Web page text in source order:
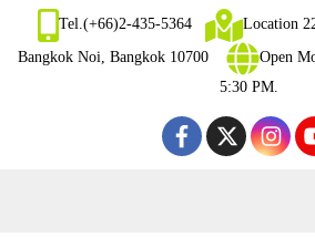
Tel.(+66)2-435-5364
Location
Bangkok Noi, Bangkok 10700
Open
5:30 PM.